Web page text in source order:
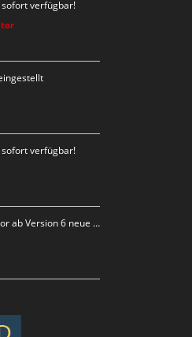
sofort verfügbar!
sofort verfügbar!
ab Version 6 neue …